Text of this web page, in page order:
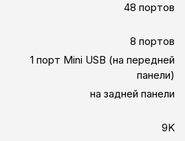
48 портов
8 портов
1 порт Mini USB (на передней
панели)
на задней панели
9K